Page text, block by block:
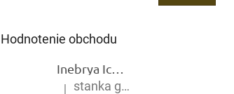
Hodnotenie obchodu
Inebrya Ice Cream Keratin Restructuring Mask – reštrukturalizačná maska s keratínom 1000 ml
| stanka gramblickova